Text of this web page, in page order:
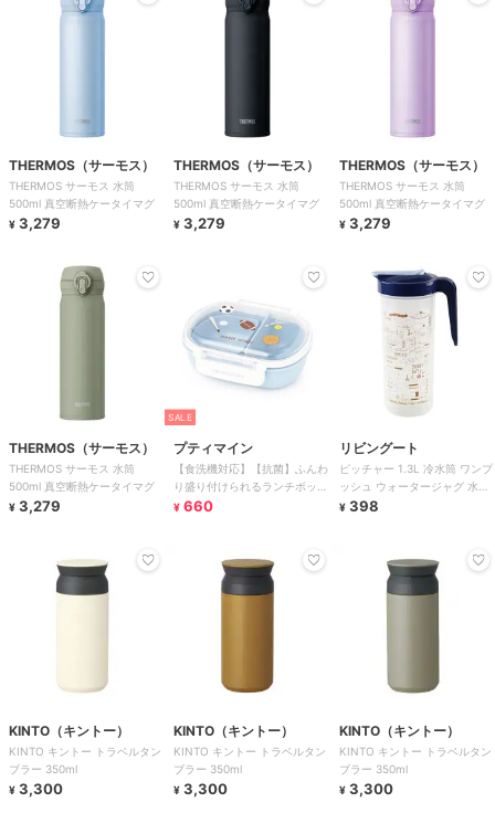
THERMOS（サーモス）
THERMOS サーモス 水筒
500ml 真空断熱ケータイマグ
¥ 3,279
THERMOS（サーモス）
THERMOS サーモス 水筒
500ml 真空断熱ケータイマグ
¥ 3,279
THERMOS（サーモス）
THERMOS サーモス 水筒
500ml 真空断熱ケータイマグ
¥ 3,279
THERMOS（サーモス）
THERMOS サーモス 水筒
500ml 真空断熱ケータイマグ
¥ 3,279
SALE
プティマイン
【食洗機対応】【抗菌】ふんわ
り盛り付けられるランチボック
ス
¥ 660
リビングート
ピッチャー 1.3L 冷水筒 ワンプ
ッシュ ウォータージャグ 水差
し プラスチック製
¥ 398
KINTO（キントー）
KINTO キントー トラベルタン
ブラー 350ml
¥ 3,300
KINTO（キントー）
KINTO キントー トラベルタン
ブラー 350ml
¥ 3,300
KINTO（キントー）
KINTO キントー トラベルタン
ブラー 350ml
¥ 3,300